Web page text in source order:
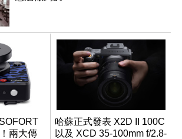
兩大傳
哈蘇正式發表 X2D II 100C
以及 XCD 35-100mm f/2.8-